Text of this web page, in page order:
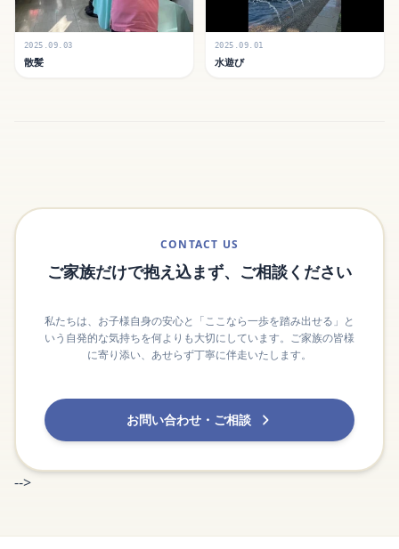
2025.09.03
散髪
2025.09.01
水遊び
CONTACT US
ご家族だけで抱え込まず、ご相談ください
私たちは、お子様自身の安心と「ここなら一歩を踏み出せる」と
いう自発的な気持ちを何よりも大切にしています。ご家族の皆様
に寄り添い、あせらず丁寧に伴走いたします。
お問い合わせ・ご相談
-->